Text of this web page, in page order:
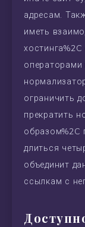
адресам.
иметь
операторами
ограничить
прекратить
образом%2C
длиться
объединит
ссылкам с